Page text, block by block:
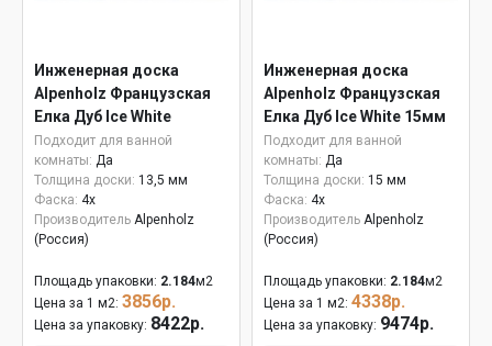
Инженерная доска
Alpenholz Французская
Елка Дуб Ice White
Подходит для ванной
комнаты: Да
Толщина доски: 13,5 мм
Фаска: 4x
Производитель Alpenholz
(Россия)
Площадь упаковки: 2.184м2
Цена за 1 м2: 3856р.
Цена за упаковку: 8422р.
Инженерная доска
Alpenholz Французская
Елка Дуб Ice White 15мм
Подходит для ванной
комнаты: Да
Толщина доски: 15 мм
Фаска: 4x
Производитель Alpenholz
(Россия)
Площадь упаковки: 2.184м2
Цена за 1 м2: 4338р.
Цена за упаковку: 9474р.